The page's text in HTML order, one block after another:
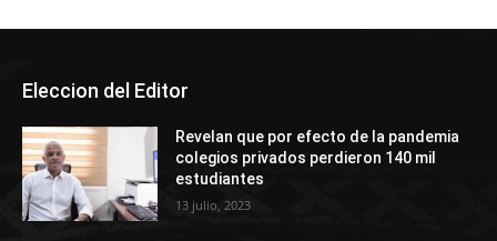
Eleccion del Editor
Revelan que por efecto de la pandemia
colegios privados perdieron 140 mil
estudiantes
13 julio, 2023